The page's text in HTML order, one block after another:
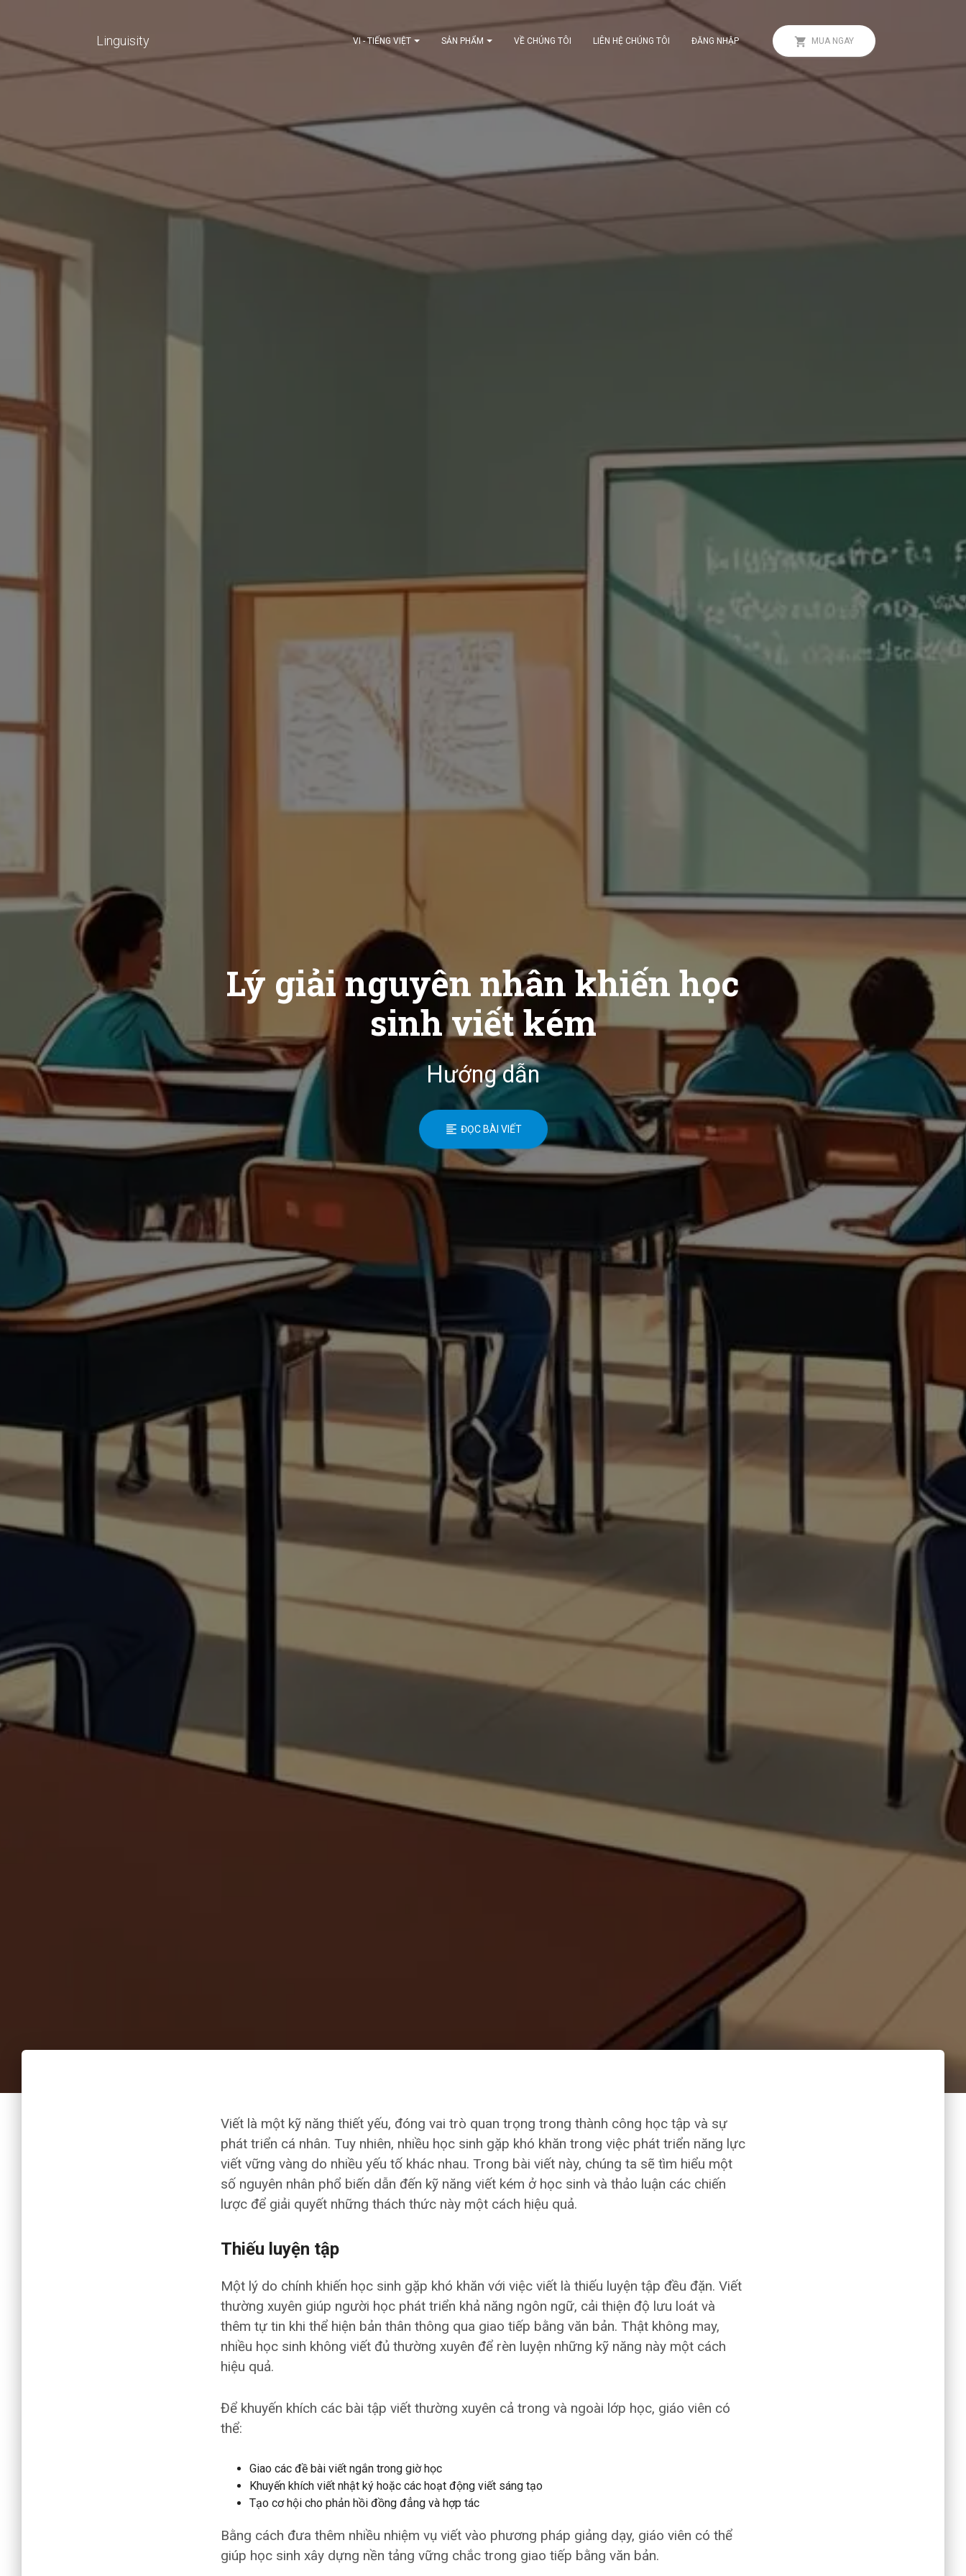
Linguisity VI - TIẾNG VIỆT SẢN PHẨM VỀ CHÚNG TÔI LIÊN HỆ CHÚNG TÔI ĐĂNG NHẬP MUA NGAY
Lý giải nguyên nhân khiến học
sinh viết kém
Hướng dẫn
ĐỌC BÀI VIẾT
Viết là một kỹ năng thiết yếu, đóng vai trò quan trọng trong thành công học tập và sự
phát triển cá nhân. Tuy nhiên, nhiều học sinh gặp khó khăn trong việc phát triển năng lực
viết vững vàng do nhiều yếu tố khác nhau. Trong bài viết này, chúng ta sẽ tìm hiểu một
số nguyên nhân phổ biến dẫn đến kỹ năng viết kém ở học sinh và thảo luận các chiến
lược để giải quyết những thách thức này một cách hiệu quả.
Thiếu luyện tập
Một lý do chính khiến học sinh gặp khó khăn với việc viết là thiếu luyện tập đều đặn. Viết
thường xuyên giúp người học phát triển khả năng ngôn ngữ, cải thiện độ lưu loát và
thêm tự tin khi thể hiện bản thân thông qua giao tiếp bằng văn bản. Thật không may,
nhiều học sinh không viết đủ thường xuyên để rèn luyện những kỹ năng này một cách
hiệu quả.
Để khuyến khích các bài tập viết thường xuyên cả trong và ngoài lớp học, giáo viên có
thể:
Giao các đề bài viết ngắn trong giờ học
Khuyến khích viết nhật ký hoặc các hoạt động viết sáng tạo
Tạo cơ hội cho phản hồi đồng đẳng và hợp tác
Bằng cách đưa thêm nhiều nhiệm vụ viết vào phương pháp giảng dạy, giáo viên có thể
giúp học sinh xây dựng nền tảng vững chắc trong giao tiếp bằng văn bản.